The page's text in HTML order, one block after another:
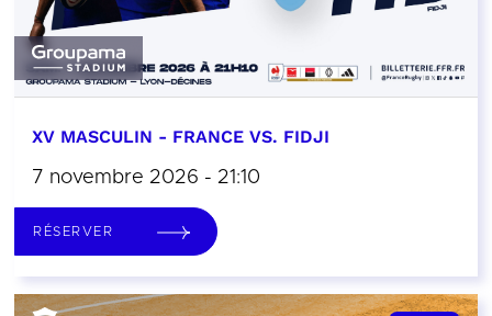
XV MASCULIN - FRANCE VS. FIDJI
7 novembre 2026 - 21:10
RÉSERVER